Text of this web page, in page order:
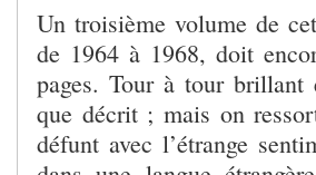
Un troisième volume de
de 1964 à 1968, doit
pages. Tour à tour brillant
que décrit ; mais on
défunt avec l’étrange